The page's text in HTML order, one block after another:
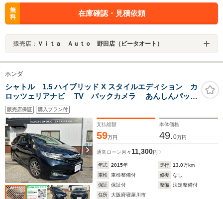
無
料
在庫確認・見積依頼
販売店： Ｖｉｔａ Ａｕｔｏ 野田店（ビータオート）
ホンダ
シャトル 1.5 ハイブリッド X スタイルエディション カ
ロッツェリアナビ TV バックカメラ あんしんパッケ
ージLEDヘッドライト ハーフレザーシート クルー
ズコントロール
販売店保証 購入プラン付
支払総額
59万円
本体価格
49.0万円
通常ローン 月々 11,300円
年式 2015年 走行 13.0万km
車検
車検整備付 修復
なし
保証
保証付 整備
法定整備付
住所
大阪府寝屋川市